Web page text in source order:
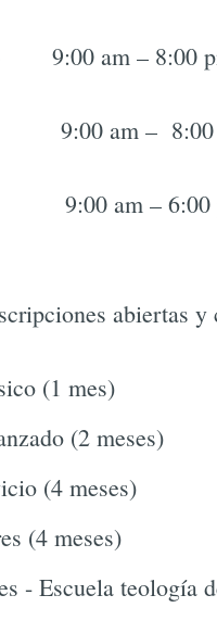
9:00 am – 8:00
9:00 am – 8:00
9:00 am – 6:00
abiertas
(1 mes)
(2 meses)
(4 meses)
(4 meses)
- Escuela teología